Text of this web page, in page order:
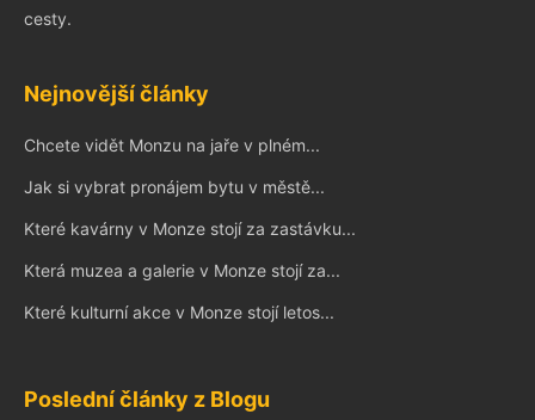
cesty.
Nejnovější články
Chcete vidět Monzu na jaře v plném...
Jak si vybrat pronájem bytu v městě...
Které kavárny v Monze stojí za zastávku...
Která muzea a galerie v Monze stojí za...
Které kulturní akce v Monze stojí letos...
Poslední články z Blogu